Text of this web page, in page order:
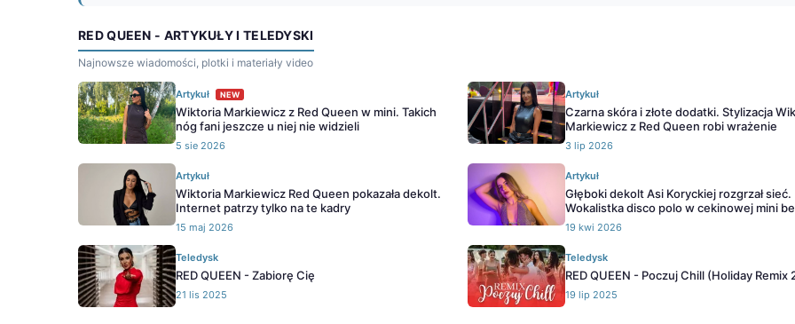
RED QUEEN - ARTYKUŁY I TELEDYSKI
Najnowsze wiadomości, plotki i materiały video
Artykuł NEW
Wiktoria Markiewicz z Red Queen w mini. Takich
nóg fani jeszcze u niej nie widzieli
5 sie 2026
Artykuł
Czarna skóra i złote dodatki. Stylizacja
Markiewicz z Red Queen robi wrażenie
3 lip 2026
Artykuł
Wiktoria Markiewicz Red Queen pokazała dekolt.
Internet patrzy tylko na te kadry
15 maj 2026
Artykuł
Głęboki dekolt Asi Koryckiej rozgrzał sieć.
Wokalistka disco polo w cekinowej mini
19 kwi 2026
Teledysk
RED QUEEN - Zabiorę Cię
21 lis 2025
Teledysk
RED QUEEN - Poczuj Chill (Holiday Remix
19 lip 2025